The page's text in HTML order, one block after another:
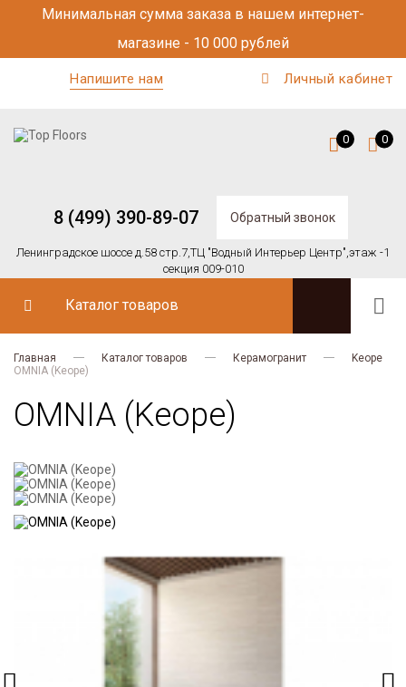
Минимальная сумма заказа в нашем интернет-
магазине - 10 000 рублей
Напишите нам Личный кабинет
8 (499) 390-89-07 Обратный звонок
Ленинградское шоссе д.58 стр.7,ТЦ "Водный Интерьер Центр",этаж -1
секция 009-010
0 0
Каталог товаров
Главная Каталог товаров Керамогранит
Keope
OMNIA (Keope)
OMNIA (Keope)